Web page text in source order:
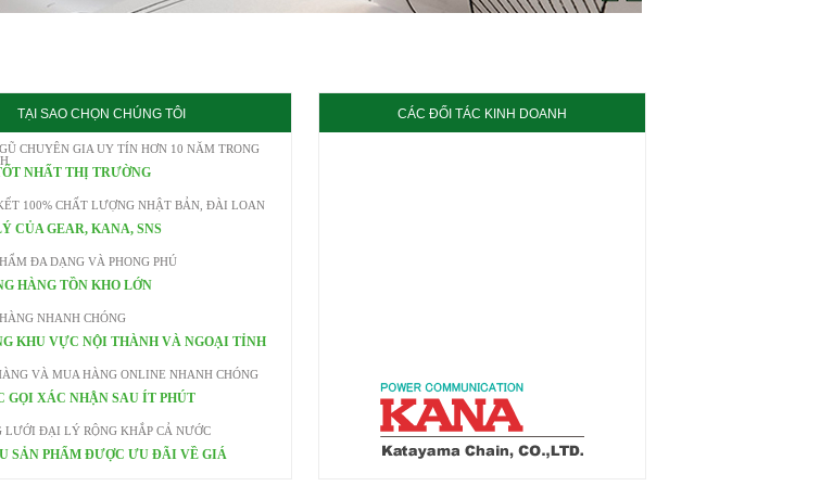
TẠI SAO CHỌN CHÚNG TÔI
CHUYÊN GIA UY TÍN HƠN 10 NĂM TRONG
NHẤT THỊ TRƯỜNG
100% CHẤT LƯỢNG NHẬT BẢN, ĐÀI LOAN
CỦA GEAR, KANA, SNS
ĐA DẠNG VÀ PHONG PHÚ
HÀNG TỒN KHO LỚN
NHANH CHÓNG
KHU VỰC NỘI THÀNH VÀ NGOẠI TỈNH
VÀ MUA HÀNG ONLINE NHANH CHÓNG
GỌI XÁC NHẬN SAU ÍT PHÚT
LƯỚI ĐẠI LÝ RỘNG KHẮP CẢ NƯỚC
SẢN PHẨM ĐƯỢC ƯU ĐÃI VỀ GIÁ
CÁC ĐỐI TÁC KINH DOANH